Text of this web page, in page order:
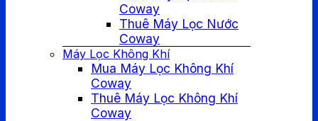
Coway
Thuê Máy Lọc Nước
Coway
Máy Lọc Không Khí
Mua Máy Lọc Không Khí
Coway
Thuê Máy Lọc Không Khí
Coway